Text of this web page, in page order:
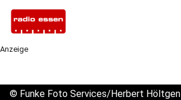
Anzeige
© Funke Foto Services/Herbert Höltgen